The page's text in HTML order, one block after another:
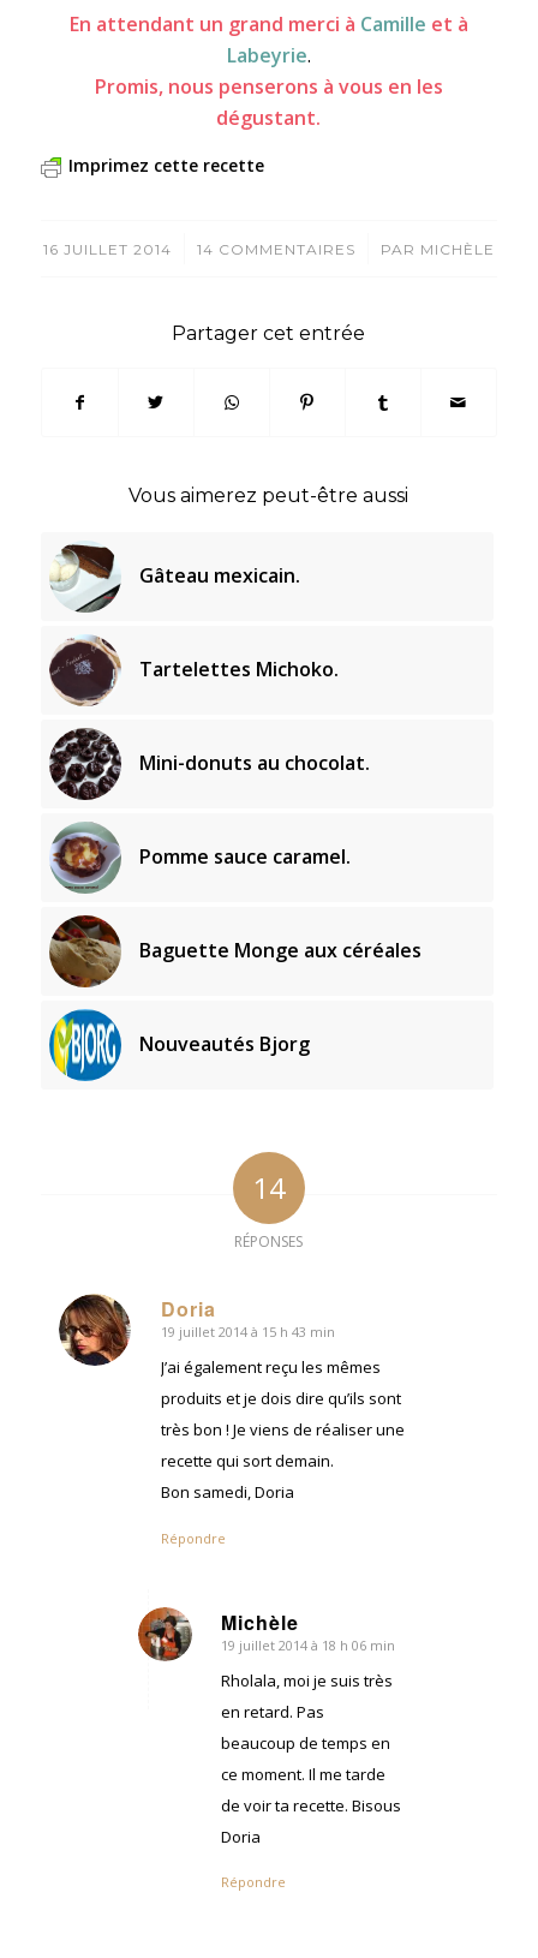
En attendant un grand merci à Camille et à
Labeyrie.
Promis, nous penserons à vous en les
dégustant.
Imprimez cette recette
16 JUILLET 2014
/ 14 COMMENTAIRES
/ PAR MICHÈLE
Partager cet entrée
Vous aimerez peut-être aussi
Gâteau mexicain.
Tartelettes Michoko.
Mini-donuts au chocolat.
Pomme sauce caramel.
Baguette Monge aux céréales
Nouveautés Bjorg
14
RÉPONSES
Doria
dit
:
19 juillet 2014 à 15 h 43 min
J’ai également reçu les mêmes
produits et je dois dire qu’ils sont
très bon ! Je viens de réaliser une
recette qui sort demain.
Bon samedi, Doria
Répondre
Michèle
dit
19 juillet 2014 à 18 h 06 min
Rholala, moi je suis très
en retard. Pas
beaucoup de temps en
ce moment. Il me tarde
de voir ta recette. Bisous
Doria
Répondre